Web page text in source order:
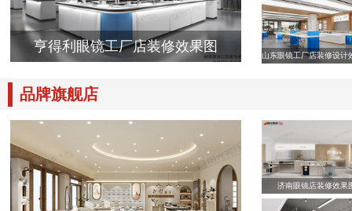
亨得利眼镜工厂店装修效果图
山东眼镜工厂店装修设计
品牌旗舰店
济南眼镜店装修效果